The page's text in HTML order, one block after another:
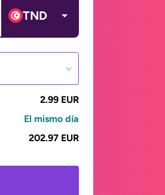
TND
2.99 EUR
El mismo día
202.97 EUR